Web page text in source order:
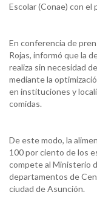
Escolar (Conae) con el
En conferencia de
Rojas, informó que la
realiza sin necesidad
mediante la
en instituciones y
comidas.
De este modo, la
100 por ciento de los
compete al Ministerio
departamentos de
ciudad de Asunción.